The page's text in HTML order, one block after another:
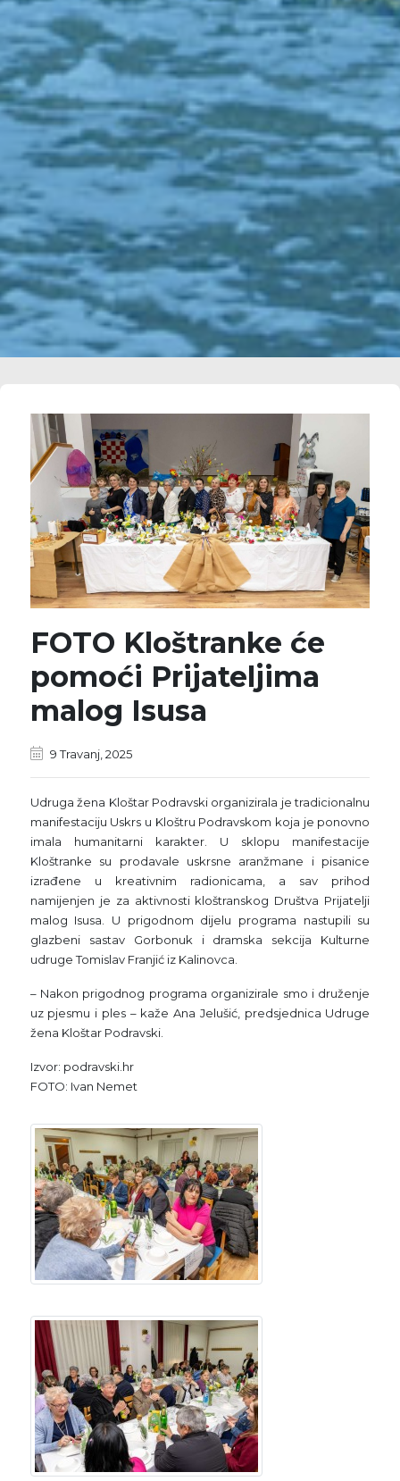
FOTO Kloštranke će
pomoći Prijateljima
malog Isusa
9 Travanj, 2025
Udruga žena Kloštar Podravski organizirala je tradicionalnu
manifestaciju Uskrs u Kloštru Podravskom koja je ponovno
imala humanitarni karakter. U sklopu manifestacije
Kloštranke su prodavale uskrsne aranžmane i pisanice
izrađene u kreativnim radionicama, a sav prihod
namijenjen je za aktivnosti kloštranskog Društva Prijatelji
malog Isusa. U prigodnom dijelu programa nastupili su
glazbeni sastav Gorbonuk i dramska sekcija Kulturne
udruge Tomislav Franjić iz Kalinovca.
– Nakon prigodnog programa organizirale smo i druženje
uz pjesmu i ples – kaže Ana Jelušić, predsjednica Udruge
žena Kloštar Podravski.
Izvor: podravski.hr
FOTO: Ivan Nemet